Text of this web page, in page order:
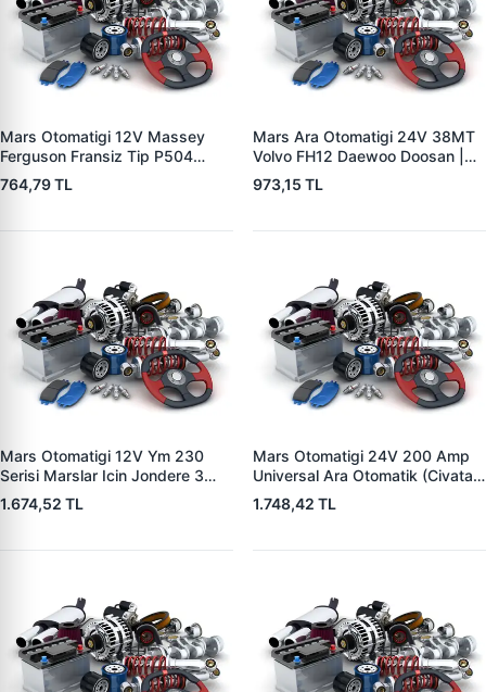
Mars Otomatigi 12V Massey
Ferguson Fransiz Tip P504
P505 Xxx | ZM 0560
764,79 TL
Mars Ara Otomatigi 24V 38MT
Volvo FH12 Daewoo Doosan |
ZM 4409 | OEM 10512097
973,15 TL
Mars Otomatigi 12V Ym 230
Serisi Marslar Icin Jondere 3
Delik | ZM 1653 | OEM
RE503357
1.674,52 TL
Mars Otomatigi 24V 200 Amp
Universal Ara Otomatik (Civatali)
| ZM 1404
1.748,42 TL